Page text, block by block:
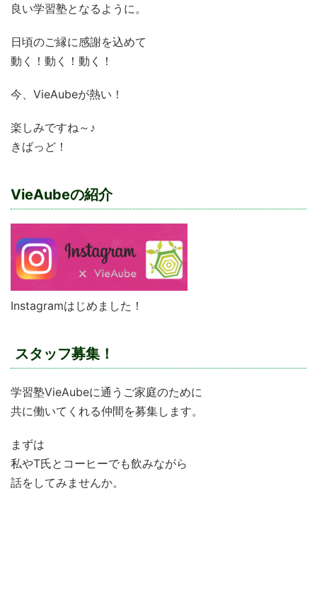
良い学習塾となるように。
日頃のご縁に感謝を込めて
動く！動く！動く！
今、VieAubeが熱い！
楽しみですね～♪
きばっど！
VieAubeの紹介
Instagramはじめました！
スタッフ募集！
学習塾VieAubeに通うご家庭のために
共に働いてくれる仲間を募集します。
まずは
私やT氏とコーヒーでも飲みながら
話をしてみませんか。